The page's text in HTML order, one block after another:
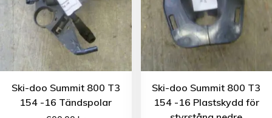
Ski-doo Summit 800 T3
154 -16 Tändspolar
Ski-doo Summit 800 T3
154 -16 Plastskydd för